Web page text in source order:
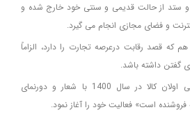
و ستد از حالت قدیمی و سنتی خود خارج شده و
و فضای مجازی انجام می گیرد.
که قصد رقابت درعرصه تجارت را دارد، الزاماً
گفتن داشته باشد.
براین اساس، فروشگاه اینترنتی اولان کالا در سال 1400 با شعار و دورنمای
است» فعالیت خود را آغاز نمود.